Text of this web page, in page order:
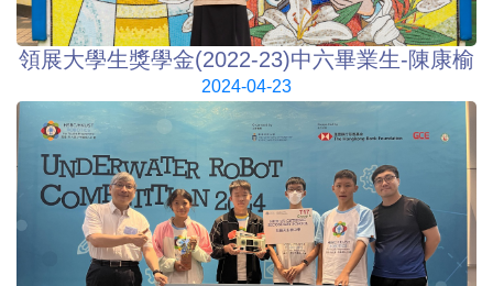
領展大學生獎學金(2022-23)中六畢業生-陳康榆
2024-04-23